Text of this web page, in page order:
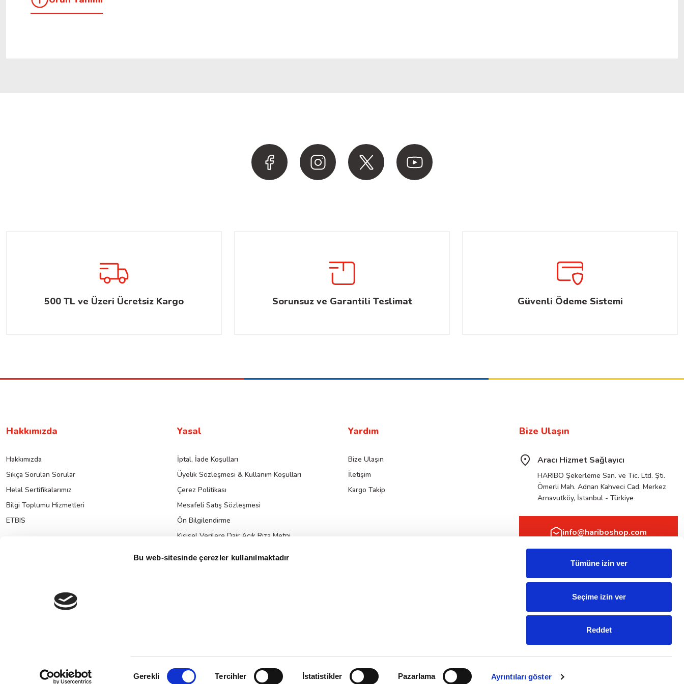
Bu web-sitesinde çerezler kullanılmaktadır
Gerekli Tercihler İstatistikler Pazarlama Ayrıntıları göster
Tümüne izin ver
Seçime izin ver
Reddet
500 TL ve Üzeri Ücretsiz Kargo Sorunsuz ve Garantili Teslimat Güvenli Ödeme Sistemi
Hakkımızda
Hakkımızda
Sıkça Sorulan Sorular
Helal Sertifikalarımız
Bilgi Toplumu Hizmetleri
ETBIS
Yasal
İptal, İade Koşulları
Üyelik Sözleşmesi & Kullanım Koşulları
Çerez Politikası
Mesafeli Satış Sözleşmesi
Ön Bilgilendirme
Kişisel Verilere Dair Açık Rıza Metni
Yardım
Bize Ulaşın
İletişim
Kargo Takip
Bize Ulaşın
Aracı Hizmet Sağlayıcı
HARIBO Şekerleme San. ve Tic. Ltd. Şti.
Ömerli Mah. Adnan Kahveci Cad. Merkez
Arnavutköy, İstanbul - Türkiye
info@hariboshop.com
ticaret
paketleri
hazırlandı.